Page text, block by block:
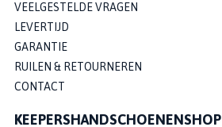
VEELGESTELDE VRAGEN
LEVERTIJD
GARANTIE
RUILEN & RETOURNEREN
CONTACT
KEEPERSHANDSCHOENENSHOP